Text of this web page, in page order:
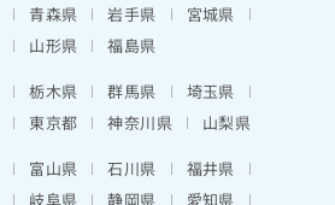
青森県 岩手県
宮城県
山形県
福島県
栃木県 群馬県
埼玉県
東京都 神奈川県
山梨県
富山県 石川県
福井県
岐阜県 静岡県
愛知県